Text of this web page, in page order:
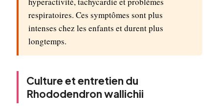
respiratoires. Ces symptômes sont plus
intenses chez les enfants et durent plus
longtemps.
Culture et entretien du
Rhododendron wallichii